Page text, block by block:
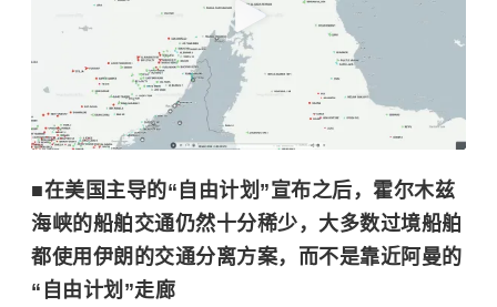
■在美国主导的“自由计划”宣布之后，霍尔木兹
海峡的船舶交通仍然十分稀少，大多数过境船舶
都使用伊朗的交通分离方案，而不是靠近阿曼的
“自由计划”走廊